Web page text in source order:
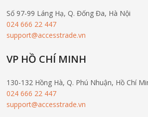
Số 97-99 Láng Hạ, Q. Đống Đa, Hà Nội
024 666 22 447
support@accesstrade.vn
VP HỒ CHÍ MINH
130-132 Hồng Hà, Q. Phú Nhuận, Hồ Chí
024 666 22 447
support@accesstrade.vn